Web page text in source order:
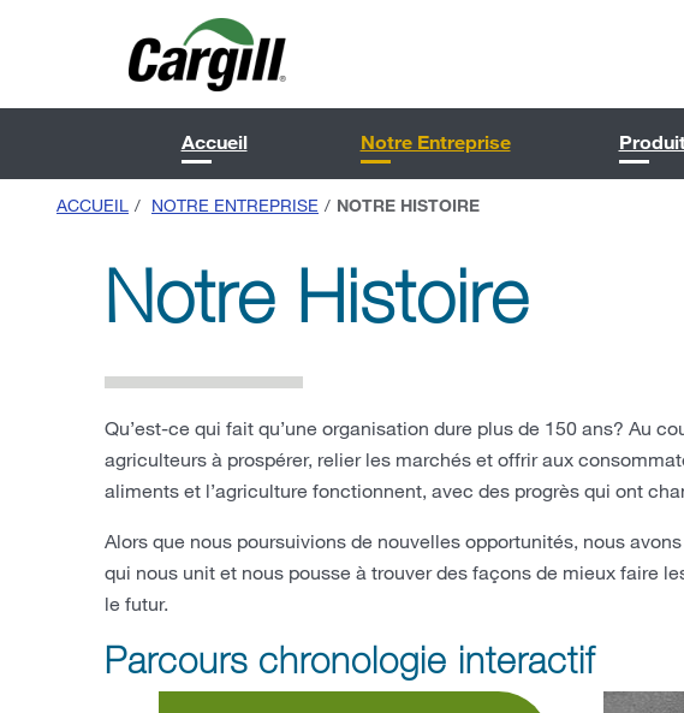
Accueil Notre Entreprise
ACCUEIL / NOTRE ENTREPRISE / NOTRE HISTOIRE
Notre Histoire
Qu’est-ce qui fait qu’une organisation dure plus de 150 ans? Au
agriculteurs à prospérer, relier les marchés et offrir aux
aliments et l’agriculture fonctionnent, avec des progrès qui ont
Alors que nous poursuivions de nouvelles opportunités, nous
qui nous unit et nous pousse à trouver des façons de mieux faire
le futur.
Parcours chronologie interactif